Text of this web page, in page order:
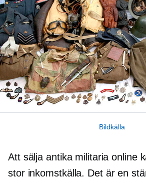
Bildkälla
Att sälja antika militaria online
stor inkomstkälla. Det är en